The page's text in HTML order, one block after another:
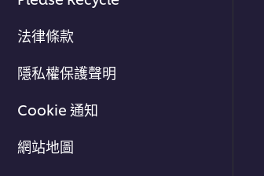
法律條款
隱私權保護聲明
Cookie 通知
網站地圖